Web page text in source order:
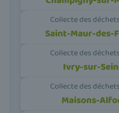
Collecte des
Saint-Maur-des-
Collecte des
Ivry-sur-
Collecte des
Maisons-